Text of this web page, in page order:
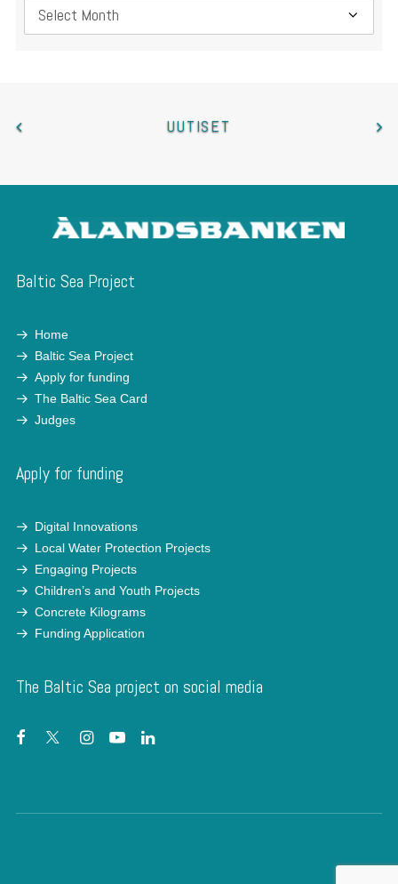
Archive
UUTISET
Baltic Sea Project
Home
Baltic Sea Project
Apply for funding
The Baltic Sea Card
Judges
Apply for funding
Digital Innovations
Local Water Protection Projects
Engaging Projects
Children’s and Youth Projects
Concrete Kilograms
Funding Application
The Baltic Sea project on social media